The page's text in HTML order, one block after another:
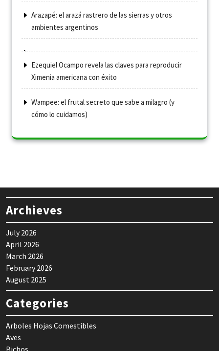
Arazapé: el arazá rastrero de las sierras y otros
ambientes argentinos
Ezequiel Ocampo revela las claves para reproducir
Ximenia americana con éxito
Wampee: el frutal secreto que sabe a milagro (y
cómo lo cuidamos)
Archieves
July 2026
April 2026
March 2026
February 2026
August 2025
Categories
Arboles Hojas Comestibles
Aves
Bichos